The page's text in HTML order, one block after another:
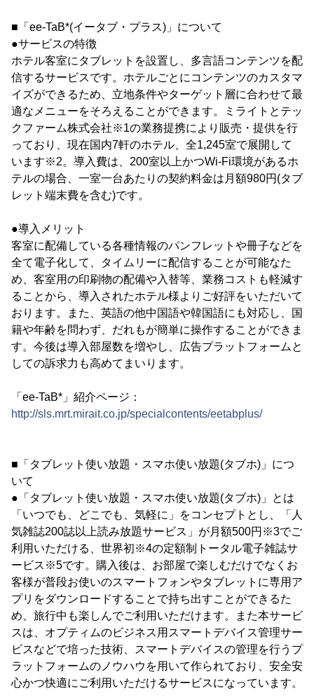
■「ee-TaB*(イータブ・プラス)」について
●サービスの特徴
ホテル客室にタブレットを設置し、多言語コンテンツを配
信するサービスです。ホテルごとにコンテンツのカスタマ
イズができるため、立地条件やターゲット層に合わせて最
適なメニューをそろえることができます。ミライトとテッ
クファーム株式会社※1の業務提携により販売・提供を行
っており、現在国内7軒のホテル、全1,245室で展開して
います※2。導入費は、200室以上かつWi-Fi環境があるホ
テルの場合、一室一台あたりの契約料金は月額980円(タブ
レット端末費を含む)です。
●導入メリット
客室に配備している各種情報のパンフレットや冊子などを
全て電子化して、タイムリーに配信することが可能なた
め、客室用の印刷物の配備や入替等、業務コストも軽減す
ることから、導入されたホテル様よりご好評をいただいて
おります。また、英語の他中国語や韓国語にも対応し、国
籍や年齢を問わず、だれもが簡単に操作することができま
す。今後は導入部屋数を増やし、広告プラットフォームと
しての訴求力も高めてまいります。
「ee-TaB*」紹介ページ：
http://sls.mrt.mirait.co.jp/specialcontents/eetabplus/
■「タブレット使い放題・スマホ使い放題(タブホ)」につ
いて
●「タブレット使い放題・スマホ使い放題(タブホ)」とは
「いつでも、どこでも、気軽に」をコンセプトとし、「人
気雑誌200誌以上読み放題サービス」が月額500円※3でご
利用いただける、世界初※4の定額制トータル電子雑誌サ
ービス※5です。購入後は、お部屋で楽しむだけでなくお
客様が普段お使いのスマートフォンやタブレットに専用ア
プリをダウンロードすることで持ち出すことができるた
め、旅行中も楽しんでご利用いただけます。また本サービ
スは、オプティムのビジネス用スマートデバイス管理サー
ビスなどで培った技術、スマートデバイスの管理を行うプ
ラットフォームのノウハウを用いて作られており、安全安
心かつ快適にご利用いただけるサービスになっています。